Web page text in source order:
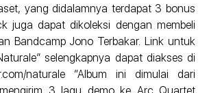
yang didalamnya terdapat 3 bonus
juga dapat dikoleksi dengan membeli
Bandcamp Jono Terbakar. Link untuk
selengkapnya dapat diakses di
naturale “Album ini dimulai dari